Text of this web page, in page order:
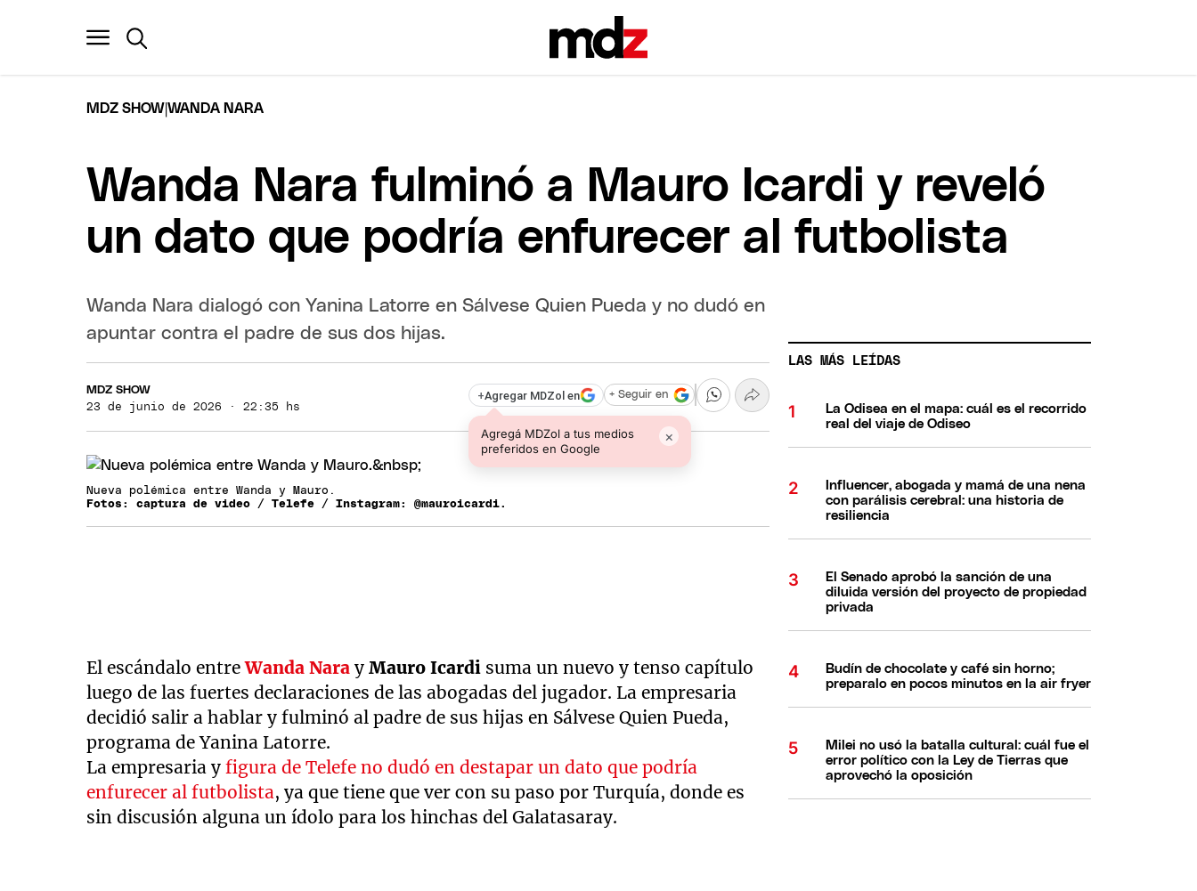
MDZ SHOW|WANDA NARA
Wanda Nara fulminó a Mauro Icardi y reveló
un dato que podría enfurecer al futbolista
Wanda Nara dialogó con Yanina Latorre en Sálvese Quien Pueda y no dudó en
apuntar contra el padre de sus dos hijas.
MDZ SHOW
23 de junio de 2026 · 22:35 hs
+Agregar MDZol en
Agregá MDZol a tus medios
preferidos en Google
×
+ Seguir en
Nueva polémica entre Wanda y Mauro.
Fotos: captura de video / Telefe / Instagram: @mauroicardi.
El escándalo entreWanda NarayMauro Icardi suma un nuevo y tenso capítulo
luego de las fuertes declaraciones de las abogadas del jugador. La empresaria
decidió salir a hablar y fulminó al padre de sus hijas en Sálvese Quien Pueda,
programa de Yanina Latorre.
La empresaria yfigura de Telefe no dudó en destapar un dato que podría
enfurecer al futbolista, ya que tiene que ver con su paso por Turquía, donde es
sin discusión alguna un ídolo para los hinchas del Galatasaray.
LAS MÁS LEÍDAS
La Odisea en el mapa: cuál es el recorrido
real del viaje de Odiseo
Influencer, abogada y mamá de una nena
con parálisis cerebral: una historia de
resiliencia
El Senado aprobó la sanción de una
diluida versión del proyecto de propiedad
privada
Budín de chocolate y café sin horno;
preparalo en pocos minutos en la air fryer
Milei no usó la batalla cultural: cuál fue el
error político con la Ley de Tierras que
aprovechó la oposición